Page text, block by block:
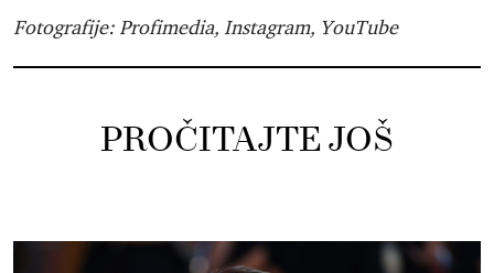
Fotografije: Profimedia, Instagram, YouTube
PROČITAJTE JOŠ